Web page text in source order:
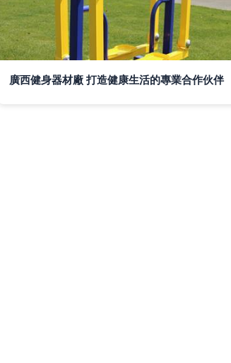
廣西健身器材廠 打造健康生活的專業合作伙伴